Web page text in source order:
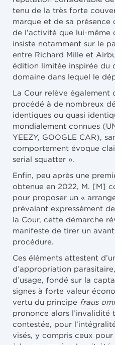
tenu de la très forte
marque et de sa présence
de l’activité que lui-même
insiste notamment sur le
entre Richard Mille et
édition limitée inspirée du
domaine dans lequel le
La Cour relève également
procédé à de nombreux
identiques ou quasi
mondialement connues
YEEZY, GOOGLE CAR),
comportement évoque
serial squatter ».
Enfin, peu après une
obtenue en 2022, M. [M]
pour proposer un «
prévalant expressément
la Cour, cette démarche
manifeste de tirer un
procédure.
Ces éléments attestent
d’appropriation
d’usage, fondé sur la
signes à forte valeur
vertu du principe fraus
prononce alors l’invalidité
contestée, pour
visés, y compris ceux